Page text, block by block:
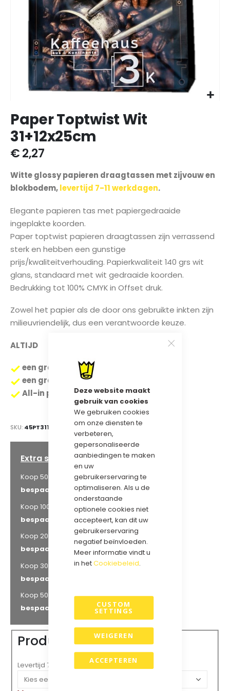
Deze website maakt
gebruik van cookies
We gebruiken cookies
om onze diensten te
verbeteren,
gepersonaliseerde
aanbiedingen te maken
en uw
gebruikerservaring te
optimaliseren. Als u de
onderstaande
optionele cookies niet
accepteert, kan dit uw
gebruikerservaring
negatief beïnvloeden.
Meer informatie vindt u
in hetCookiebeleid.
ACCEPTEREN
CUSTOM
SETTINGS
WEIGEREN
naar
het
begin
van
de
afbeeldingen-
gallerij
Paper Toptwist Wit
31+12x25cm
€ 2,27
Witte glossy papieren draagtassen met zijvouw en
blokbodem,levertijd 7-11 werkdagen.
Elegante papieren tas met papiergedraaide
ingeplakte koorden.
Paper toptwist papieren draagtassen zijn verrassend
sterk en hebben een gunstige
prijs/kwaliteitverhouding. Papierkwaliteit 140 grs wit
glans, standaard met wit gedraaide koorden.
Bedrukking tot 100% CMYK in Offset druk.
Zowel het papier als de door ons gebruikte inkten zijn
milieuvriendelijk, dus een verantwoorde keuze.
ALTIJD
een gratis digitale drukproef
een gratis voorbeeld tas.
All-in prijzen inclusief stempelkosten.
SKU 45PT311225WG
Extra staffelkorting
Koop 500 voor € 1,58
en
bespaar
Koop 1000 voor
€ 1,13
en
bespaar
Koop 2000 voor€ 0,82
en
bespaar
Koop 3000 voor€ 0,71
en
bespaar
Koop 5000 voor€ 0,59
en
bespaar
Product opties
Levertijd 7 werkdagen